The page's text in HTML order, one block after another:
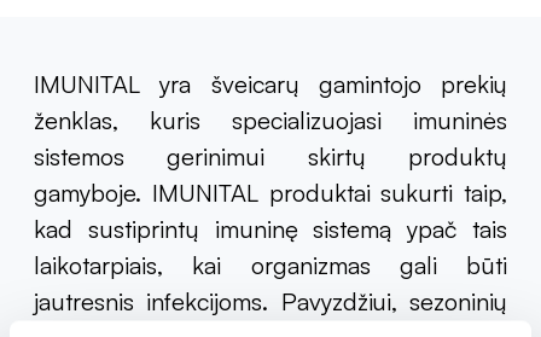
IMUNITAL yra šveicarų gamintojo prekių
ženklas, kuris specializuojasi imuninės
sistemos gerinimui skirtų produktų
gamyboje. IMUNITAL produktai sukurti taip,
kad sustiprintų imuninę sistemą ypač tais
laikotarpiais, kai organizmas gali būti
jautresnis infekcijoms. Pavyzdžiui, sezoninių